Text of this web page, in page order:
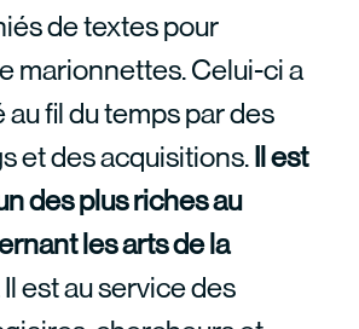
de textes pour
marionnettes. Celui-ci a
fil du temps par des
et des acquisitions.
Il est
des plus riches au
les arts de la
Il est au service des